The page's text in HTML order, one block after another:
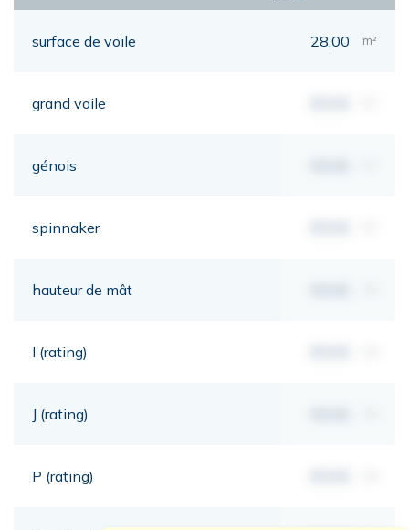
surface de voile 28,00 m²
grand voile
génois
spinnaker
hauteur de mât
I (rating)
J (rating)
P (rating)